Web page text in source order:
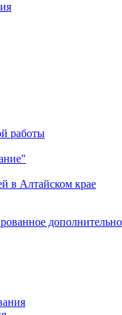
работы
в Алтайском крае